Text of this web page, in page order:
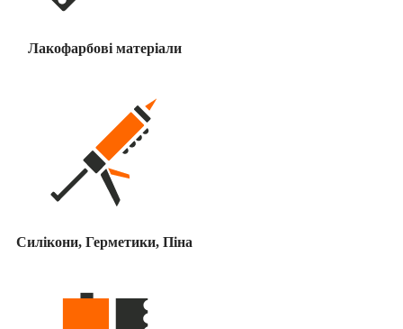
Лакофарбові матеріали
Силікони, Герметики, Піна